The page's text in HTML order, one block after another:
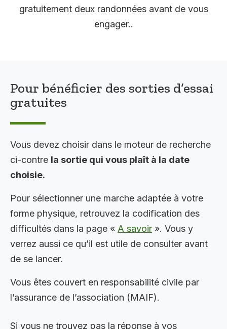
gratuitement deux randonnées avant de vous
engager..
Pour bénéficier des sorties d’essai
gratuites
Vous devez choisir dans le moteur de recherche
ci-contre la sortie qui vous plaît à la date
choisie.
Pour sélectionner une marche adaptée à votre
forme physique, retrouvez la codification des
difficultés dans la page « A savoir ». Vous y
verrez aussi ce qu’il est utile de consulter avant
de se lancer.
Vous êtes couvert en responsabilité civile par
l’assurance de l’association (MAIF).
Si vous ne trouvez pas la réponse à vos